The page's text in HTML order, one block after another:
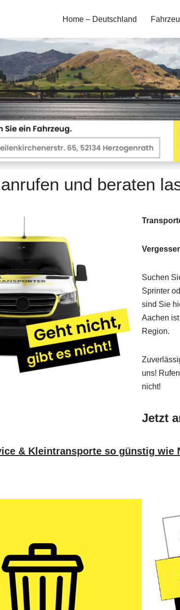
Home – Deutschland
und beraten
Suchen
Sprinter
sind Sie
Aachen
Region.
uns!
nicht!
Jetzt
& Kleintransporte so günstig wie